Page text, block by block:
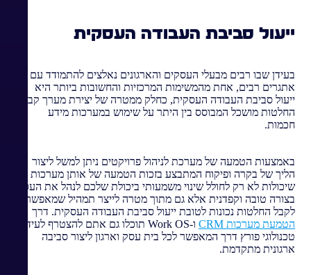
ייעול סביבת העבודה העסקית
בעידן שבו רבים מבעלי העסקים והארגונים נאלצים להתמודד עם
אתגרים רבים, אחת מהמשימות המרכזיות והחשובות ביותר היא
ייעול סביבת העבודה העסקית, כחלק ממטרה של יצירת מערך קבלת
החלטות מושכל המבוסס בין היתר על שימוש במערכות מידע
חכמות.
באמצעות הטמעה של מערכת לניהול פרויקטים ניתן למשל ליצור
הליך של בקרה ופיקוח המתבצע בזכות הטמעה של אותן מערכות
שיכולות לא רק לחולל שינוי משמעותי ביכולת שלכם לנהל את העסק
בצורה טובה וקפדנית אלא גם מתוך מטרה לייצר תמהיל שמאפשר
לקבל החלטות נכונות לטובת ייעול סביבת העבודה העסקית. דרך
הטמעת מערכות CRM
ו-Work OS תוכלו גם אתם להצטרף לעידן
טכנולוגי פורץ דרך המאפשר לכל בית עסק וארגון ליצור סביבה
ארגונית מתקדמת.